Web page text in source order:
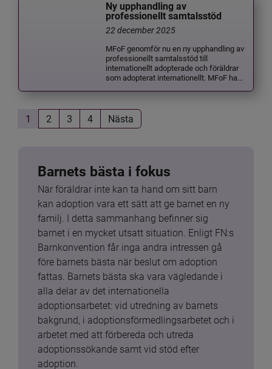
Ny upphandling av
professionellt samtalsstöd
22 december 2025
MFoF genomför nu en ny upphandling av
professionellt samtalsstöd till
internationellt adopterade och föräldrar
som adopterat internationellt. MFoF ha...
1 2 3 4 Nästa
Barnets bästa i fokus
När föräldrar inte kan ta hand om sitt barn
kan adoption vara ett sätt att ge barnet en ny
familj. I detta sammanhang befinner sig
barnet i en mycket utsatt situation. Enligt FN:s
Barnkonvention får inga andra intressen gå
före barnets bästa när beslut om adoption
fattas. Barnets bästa ska vara vägledande i
alla delar av det internationella
adoptionsarbetet: vid utredning av barnets
bakgrund, i adoptionsförmedlingsarbetet och i
arbetet med att förbereda och utreda
adoptionssökande samt vid stöd efter
adoption.